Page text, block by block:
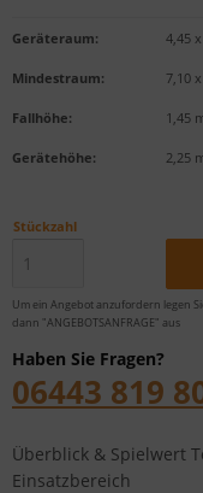
Geräteraum: 4,45
Mindestraum: 7,10
Fallhöhe: 1,45
Gerätehöhe: 2,25
Stückzahl
Um ein Angebot anzufordern legen
dann "ANGEBOTSANFRAGE" aus
Haben Sie Fragen?
06443 819
Überblick & Spielwert
Einsatzbereich